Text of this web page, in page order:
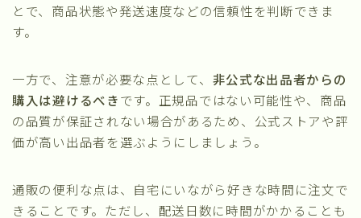
とで、商品状態や発送速度などの信頼性を判断できま
す。
一方で、注意が必要な点として、 非公式な出品者からの
購入は避けるべきです。正規品ではない可能性や、商品
の品質が保証されない場合があるため、公式ストアや評
価が高い出品者を選ぶようにしましょう。
通販の便利な点は、自宅にいながら好きな時間に注文で
きることです。ただし、配送日数に時間がかかることも